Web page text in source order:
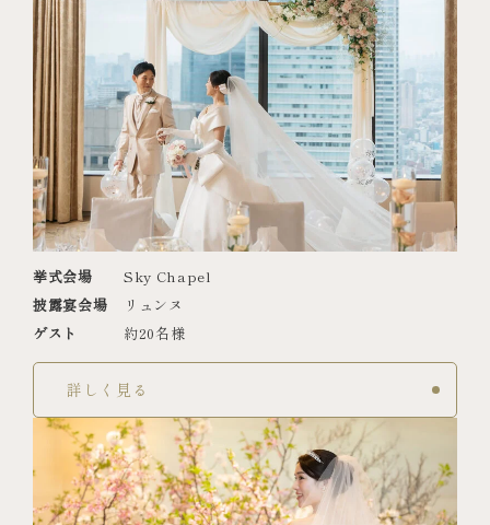
挙式会場
Sky Chapel
披露宴会場
リュンヌ
ゲスト
約20名様
詳しく見る